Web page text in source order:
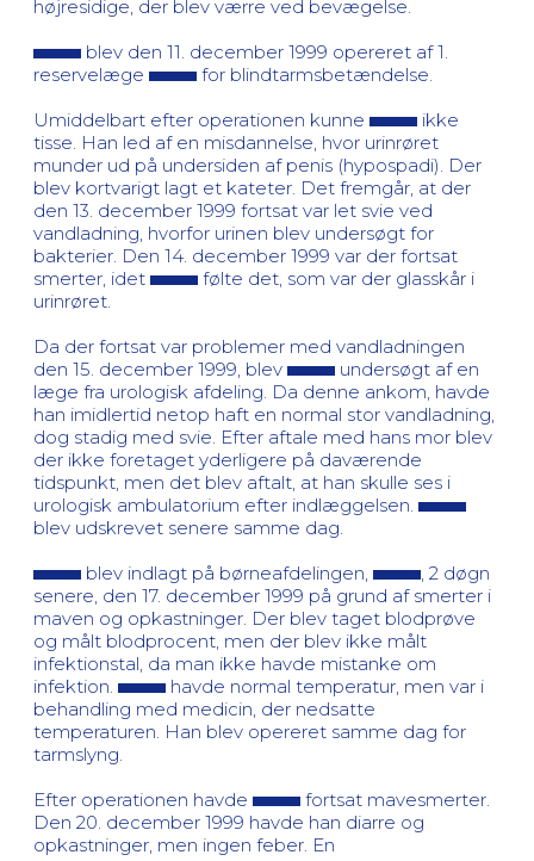
højresidige, der blev værre ved bevægelse.
blev den 11. december 1999 opereret af 1.
reservelæge
for blindtarmsbetændelse.
Umiddelbart efter operationen kunne
ikke
tisse. Han led af en misdannelse, hvor urinrøret
munder ud på undersiden af penis (hypospadi). Der
blev kortvarigt lagt et kateter. Det fremgår, at der
den 13. december 1999 fortsat var let svie ved
vandladning, hvorfor urinen blev undersøgt for
bakterier. Den 14. december 1999 var der fortsat
smerter, idet
følte det, som var der glasskår i
urinrøret.
Da der fortsat var problemer med vandladningen
den 15. december 1999, blev
undersøgt af en
læge fra urologisk afdeling. Da denne ankom, havde
han imidlertid netop haft en normal stor vandladning,
dog stadig med svie. Efter aftale med hans mor blev
der ikke foretaget yderligere på daværende
tidspunkt, men det blev aftalt, at han skulle ses i
urologisk ambulatorium efter indlæggelsen.
blev udskrevet senere samme dag.
blev indlagt på børneafdelingen,
, 2 døgn
senere, den 17. december 1999 på grund af smerter i
maven og opkastninger. Der blev taget blodprøve
og målt blodprocent, men der blev ikke målt
infektionstal, da man ikke havde mistanke om
infektion.
havde normal temperatur, men var i
behandling med medicin, der nedsatte
temperaturen. Han blev opereret samme dag for
tarmslyng.
Efter operationen havde
fortsat mavesmerter.
Den 20. december 1999 havde han diarre og
opkastninger, men ingen feber. En